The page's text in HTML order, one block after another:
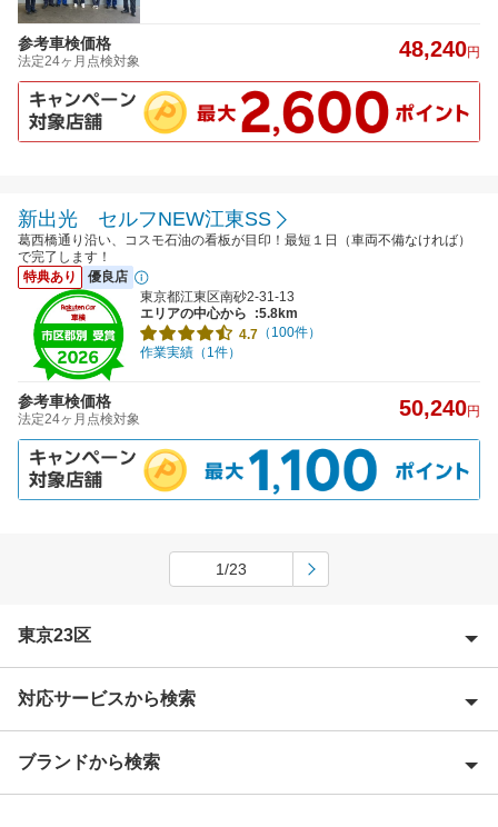
参考車検価格
法定24ヶ月点検対象 48,240円
新出光 セルフNEW江東SS
葛西橋通り沿い、コスモ石油の看板が目印！最短１日（車両不備なければ）
で完了します！
特典あり
優良店
東京都江東区南砂2-31-13
エリアの中心から
:5.8km
4.7 （100件）
作業実績（1件）
参考車検価格
法定24ヶ月点検対象 50,240円
1/23
東京23区
足立区
板橋区
対応サービスから検索
Award 受賞店
ブランドから検索